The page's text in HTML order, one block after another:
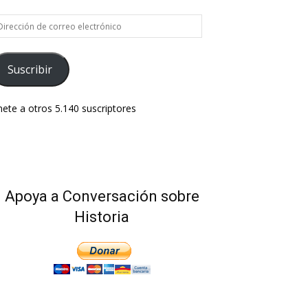
Suscribir
a otros 5.140 suscriptores
Apoya a Conversación sobre
Historia